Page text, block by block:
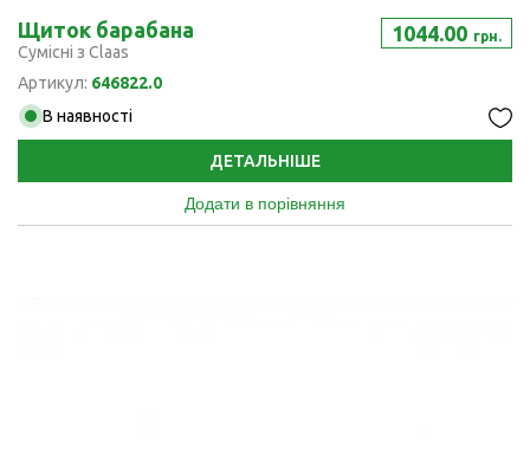
Щиток барабана
Сумісні з Claas
Артикул: 646822.0
1044.00 грн.
В наявності
ДЕТАЛЬНІШЕ
Додати в порівняння